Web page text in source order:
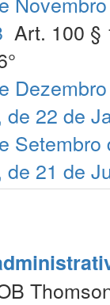
Art. 100
de 22 de
Setembro
de 21 de